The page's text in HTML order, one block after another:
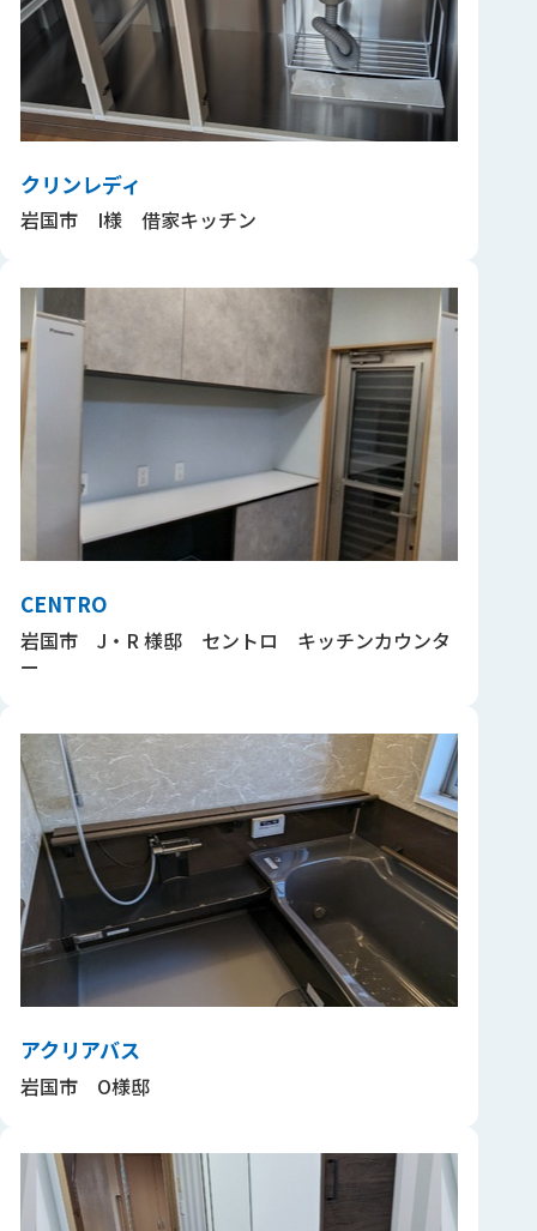
クリンレディ
岩国市 I様 借家キッチン
CENTRO
岩国市 J・R 様邸 セントロ キッチンカウンタ
ー
アクリアバス
岩国市 O様邸